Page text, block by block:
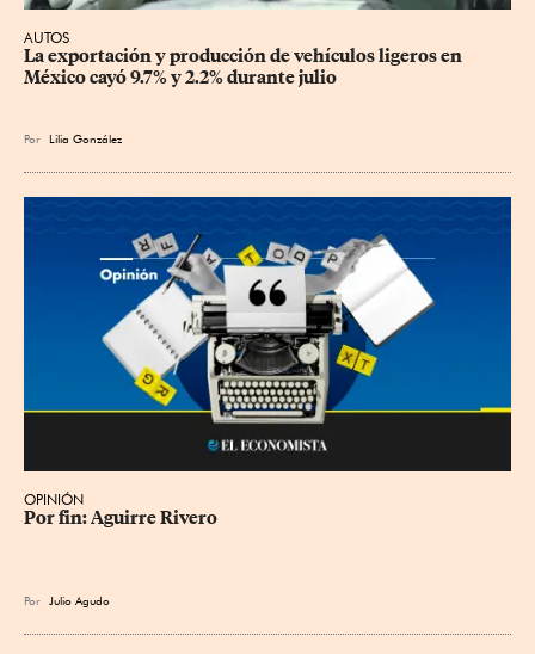
AUTOS
La exportación y producción de vehículos ligeros en
México cayó 9.7% y 2.2% durante julio
Por Lilia González
OPINIÓN
Por fin: Aguirre Rivero
Por Julio Agudo